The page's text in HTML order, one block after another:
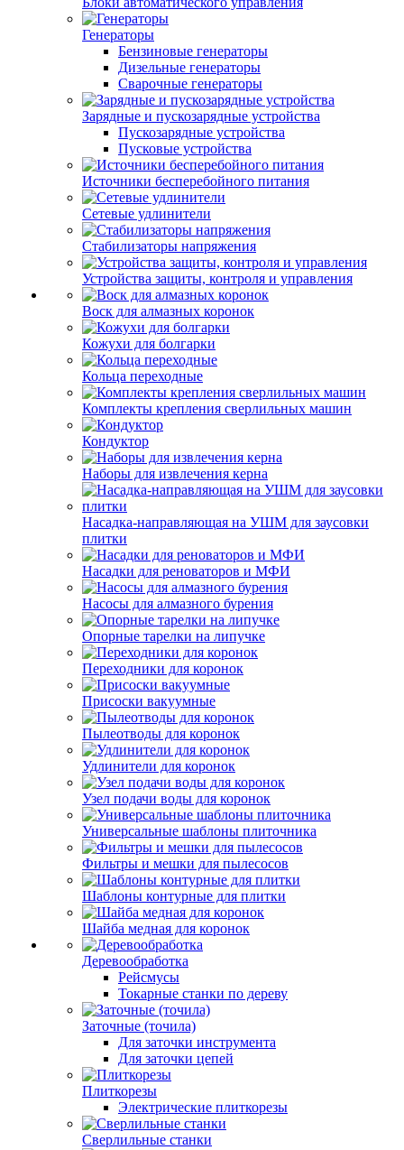
Генераторы
Бензиновые генераторы
Дизельные генераторы
Сварочные генераторы
Зарядные и пускозарядные устройства
Пускозарядные устройства
Пусковые устройства
Источники бесперебойного питания
Сетевые удлинители
Стабилизаторы напряжения
Устройства защиты, контроля и управления
Воск для алмазных коронок
Кожухи для болгарки
Кольца переходные
Комплекты крепления сверлильных машин
Кондуктор
Наборы для извлечения керна
Насадка-направляющая на УШМ для заусовки
плитки
Насадки для реноваторов и МФИ
Насосы для алмазного бурения
Опорные тарелки на липучке
Переходники для коронок
Присоски вакуумные
Пылеотводы для коронок
Удлинители для коронок
Узел подачи воды для коронок
Универсальные шаблоны плиточника
Фильтры и мешки для пылесосов
Шаблоны контурные для плитки
Шайба медная для коронок
Деревообработка
Рейсмусы
Токарные станки по дереву
Заточные (точила)
Для заточки инструмента
Для заточки цепей
Плиткорезы
Электрические плиткорезы
Сверлильные станки